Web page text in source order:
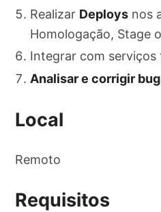
Realizar Deploys nos
Homologação, Stage
Integrar com serviços
Analisar e corrigir
Local
Remoto
Requisitos